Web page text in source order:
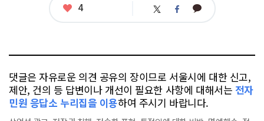
좋
4 트 페 카
댓글은 자유로운 의견 공유의 장이므로 서울시에 대한 신고,
제안, 건의 등 답변이나 개선이 필요한 사항에 대해서는 전자
민원 응답소 누리집을 이용하여 주시기 바랍니다.